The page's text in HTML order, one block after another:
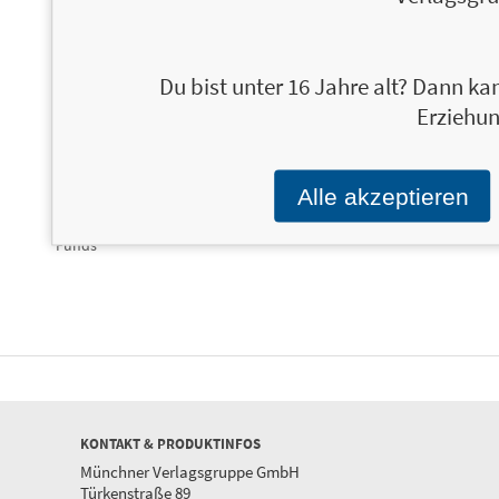
Funds
Einblicke,
Expertentipps
KONTAKT & PRODUKTINFOS
Münchner Verlagsgruppe GmbH
Türkenstraße 89
Du bist unter 16 Jahre alt? Dann
Alle akzeptieren